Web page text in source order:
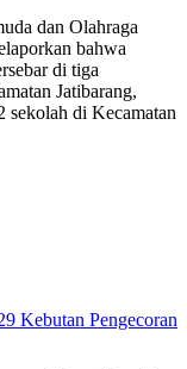
dan Olahraga
bahwa
di tiga
Jatibarang,
sekolah di Kecamatan
Kebutan Pengecoran